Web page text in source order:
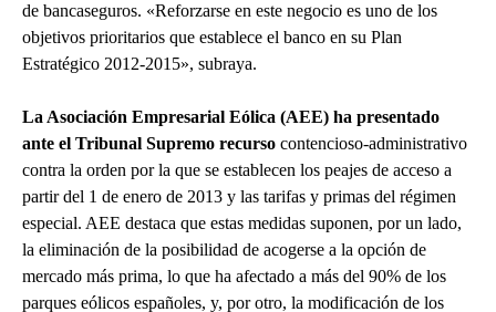
de bancaseguros. «Reforzarse en este negocio es uno de los
objetivos prioritarios que establece el banco en su Plan
Estratégico 2012-2015», subraya.
La Asociación Empresarial Eólica (AEE) ha presentado
ante el Tribunal Supremo recurso contencioso-administrativo
contra la orden por la que se establecen los peajes de acceso a
partir del 1 de enero de 2013 y las tarifas y primas del régimen
especial. AEE destaca que estas medidas suponen, por un lado,
la eliminación de la posibilidad de acogerse a la opción de
mercado más prima, lo que ha afectado a más del 90% de los
parques eólicos españoles, y, por otro, la modificación de los